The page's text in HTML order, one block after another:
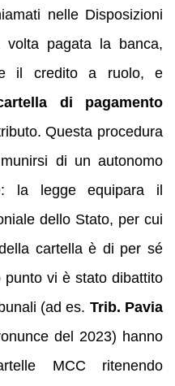
nelle Disposizioni
volta pagata la banca,
il credito a ruolo, e
di pagamento
Questa procedura
di un autonomo
la legge equipara il
dello Stato, per cui
cartella è di per sé
vi è stato dibattito
(ad es. Trib. Pavia
del 2023) hanno
MCC ritenendo